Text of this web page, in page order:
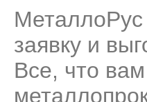
заявку и
Все, что